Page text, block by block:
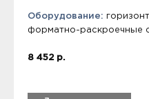
Оборудование:
форматно-раскроечные
8 452 р.